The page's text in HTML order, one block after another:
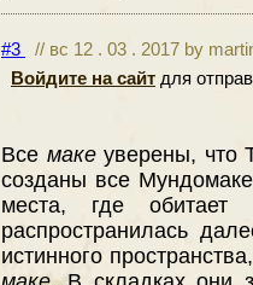
#3
// вс 12 . 03 . 2017 by
Войдите на сайт для
Все макеуверены, что
созданы все
места, где
распространилась
истинного